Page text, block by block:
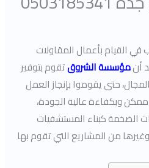
في القيام بأعمال المقاولات
أنمؤسسة الشروقتقوم بتوفير
حتى يقوموا بإنجاز العمل
وبكفاءة عالية الجودة،
الضخمة كبناء المستشفيات
من المشاريع التي تقوم بها